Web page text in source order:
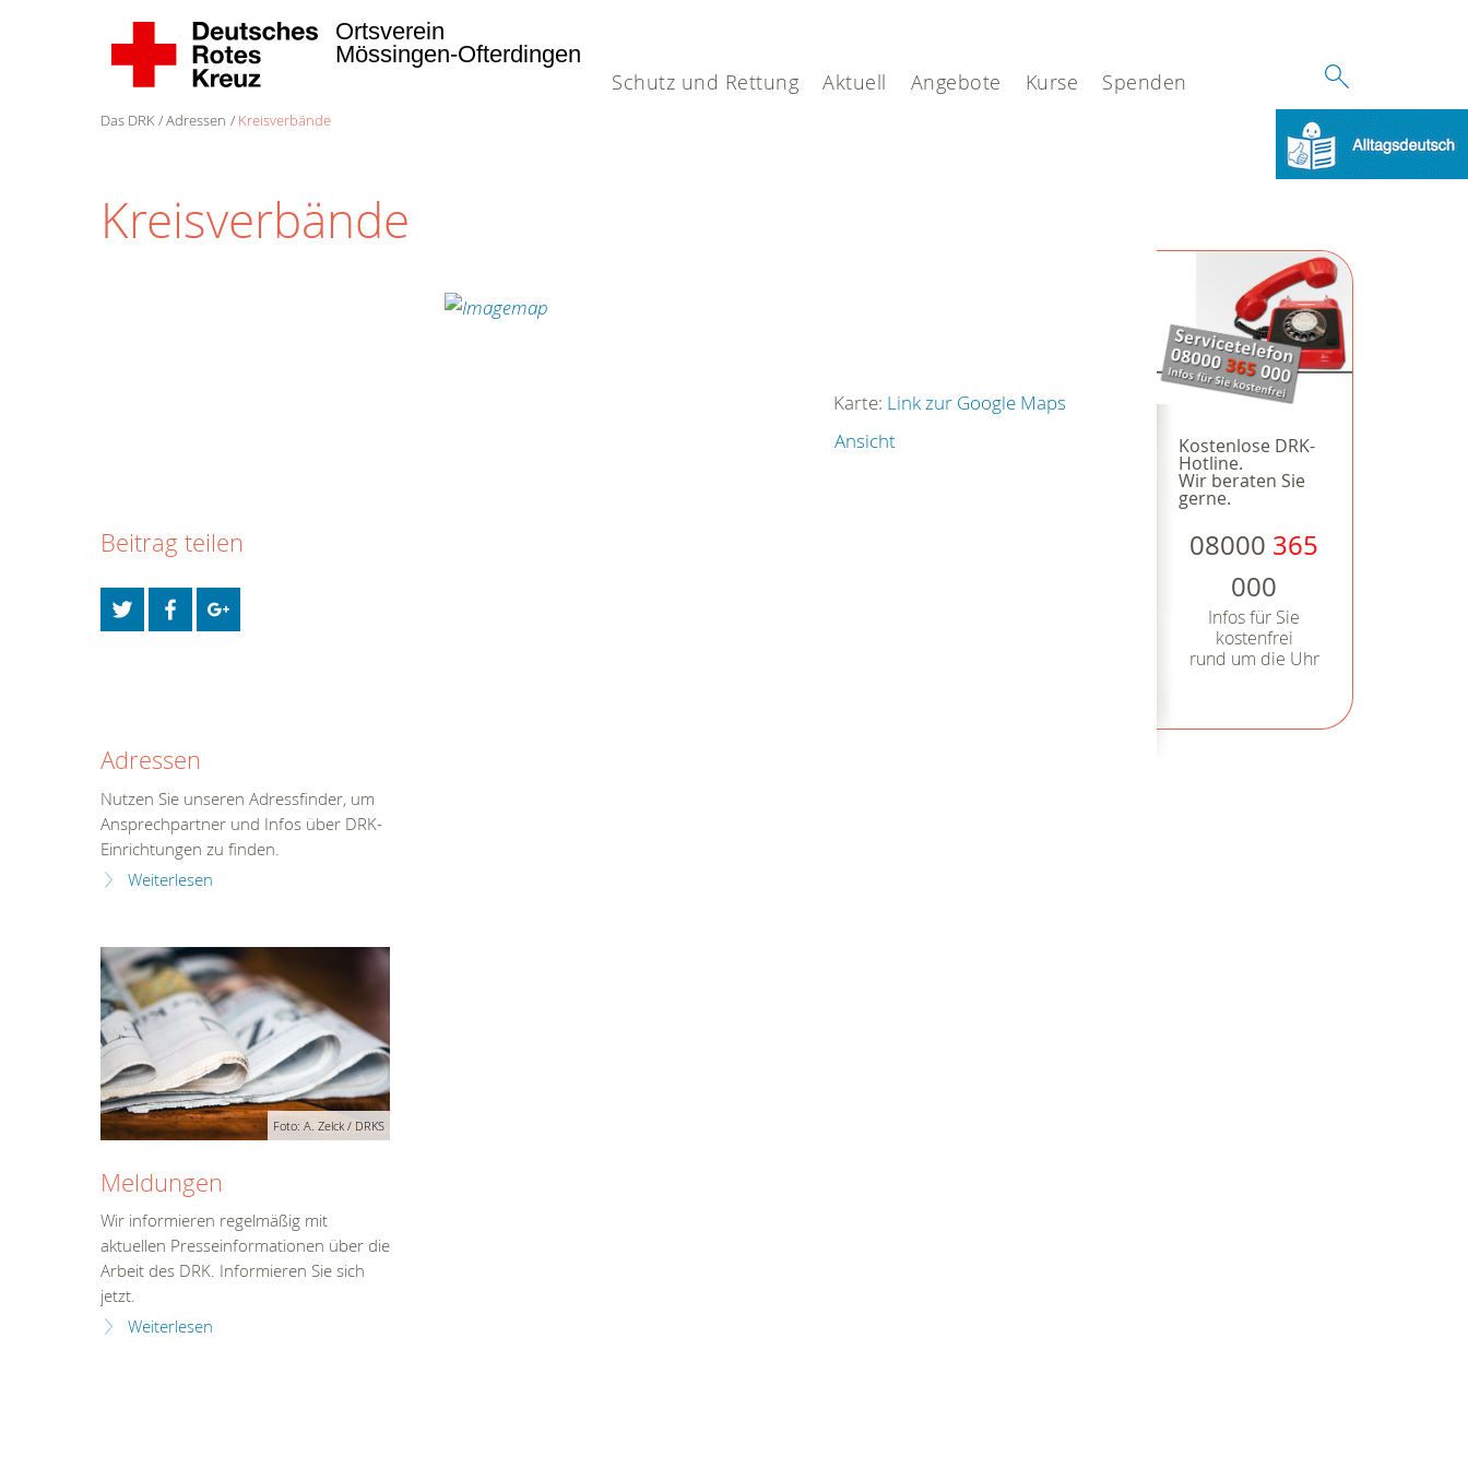
Schutz und Rettung Aktuell Angebote Kurse Spenden
Ortsverein
Mössingen-Ofterdingen
Das DRK Adressen Kreisverbände
Kreisverbände
Kostenlose DRK-
Hotline.
Wir beraten Sie
gerne.
08000 365
000
Infos für Sie
kostenfrei
rund um die Uhr
Karte: Link zur Google Maps
Ansicht
Beitrag teilen
Adressen
Nutzen Sie unseren Adressfinder, um
Ansprechpartner und Infos über DRK-
Einrichtungen zu finden.
Weiterlesen
Foto: A. Zelck / DRKS
Meldungen
Wir informieren regelmäßig mit
aktuellen Presseinformationen über die
Arbeit des DRK. Informieren Sie sich
jetzt.
Weiterlesen